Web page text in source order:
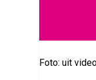
Foto: uit